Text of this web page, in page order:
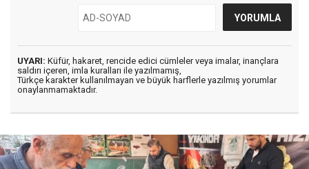
UYARI: Küfür, hakaret, rencide edici cümleler veya imalar, inançlara
saldırı içeren, imla kuralları ile yazılmamış,
Türkçe karakter kullanılmayan ve büyük harflerle yazılmış yorumlar
onaylanmamaktadır.